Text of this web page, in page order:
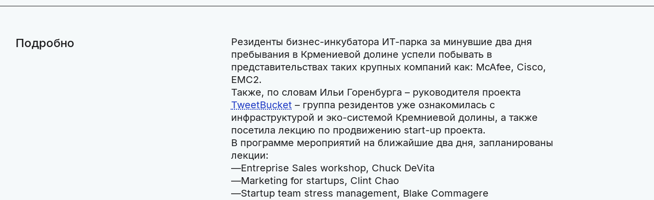
Подробно
Резиденты бизнес-инкубатора ИТ-парка за минувшие два дня
пребывания в Крмениевой долине успели побывать в
представительствах таких крупных компаний как: McAfee, Cisco,
EMC2.
Также, по словам Ильи Горенбурга – руководителя проекта
TweetBucket – группа резидентов уже ознакомилась с
инфраструктурой и эко-системой Кремниевой долины, а также
посетила лекцию по продвижению start-up проекта.
В программе мероприятий на ближайшие два дня, запланированы
лекции:
Entreprise Sales workshop, Chuck DeVita
Marketing for startups, Clint Chao
Startup team stress management, Blake Commagere